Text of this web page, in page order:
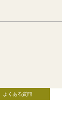
よくある質問